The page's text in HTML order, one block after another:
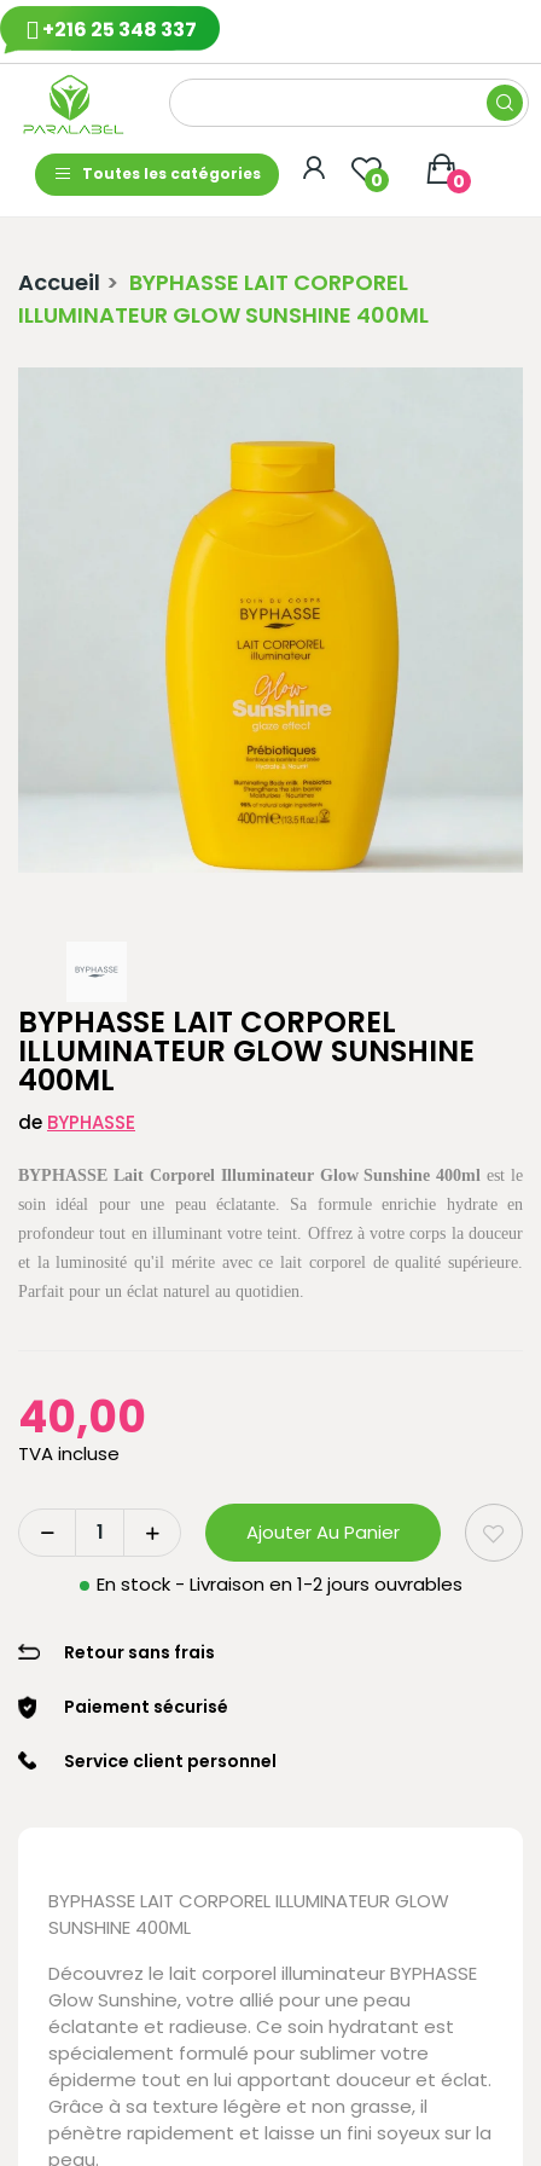
+216 25 348 337
Toutes les catégories 0 0
Accueil
BYPHASSE LAIT CORPOREL
ILLUMINATEUR GLOW SUNSHINE 400ML
BYPHASSE LAIT CORPOREL
ILLUMINATEUR GLOW SUNSHINE
400ML
de BYPHASSE
BYPHASSE Lait Corporel Illuminateur Glow Sunshine 400ml est le
soin idéal pour une peau éclatante. Sa formule enrichie hydrate en
profondeur tout en illuminant votre teint. Offrez à votre corps la douceur
et la luminosité qu'il mérite avec ce lait corporel de qualité supérieure.
Parfait pour un éclat naturel au quotidien.
40,00
TVA incluse
Ajouter Au Panier
En stock - Livraison en 1-2 jours ouvrables
Retour sans frais
Paiement sécurisé
Service client personnel
BYPHASSE LAIT CORPOREL ILLUMINATEUR GLOW
SUNSHINE 400ML
Découvrez le lait corporel illuminateur BYPHASSE
Glow Sunshine, votre allié pour une peau
éclatante et radieuse. Ce soin hydratant est
spécialement formulé pour sublimer votre
épiderme tout en lui apportant douceur et éclat.
Grâce à sa texture légère et non grasse, il
pénètre rapidement et laisse un fini soyeux sur la
peau.